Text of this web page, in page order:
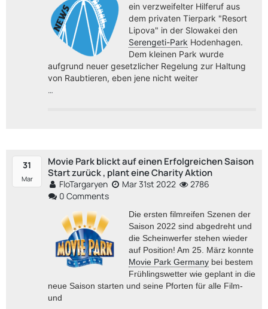
ein verzweifelter Hilferuf aus
dem privaten Tierpark "Resort
Lipova" in der Slowakei den
Serengeti-Park Hodenhagen.
Dem kleinen Park wurde
aufgrund neuer gesetzlicher Regelung zur Haltung
von Raubtieren, eben jene nicht weiter
…
31
Mar
Movie Park blickt auf einen Erfolgreichen Saison
Start zurück , plant eine Charity Aktion
FloTargaryen Mar 31st 2022
2786
0 Comments
Die ersten filmreifen Szenen der
Saison 2022 sind abgedreht und
die Scheinwerfer stehen wieder
auf Position! Am 25. März konnte
Movie Park Germany bei bestem
Frühlingswetter wie geplant in die
neue Saison starten und seine Pforten für alle Film-
und